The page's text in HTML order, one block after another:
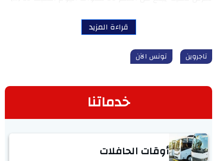
قراءة المزيد
تاجروين تونس الآن
خدماتنا
أوقات الحافلات